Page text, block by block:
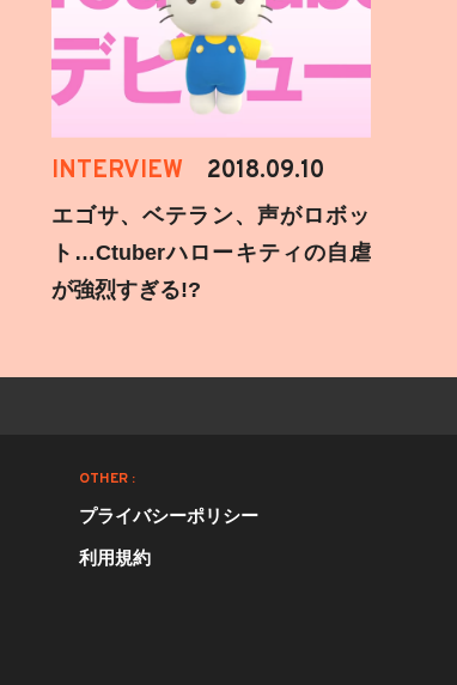
INTERVIEW 2018.09.10
エゴサ、ベテラン、声がロボッ
ト…Ctuberハローキティの自虐
が強烈すぎる!?
OTHER :
プライバシーポリシー
利用規約